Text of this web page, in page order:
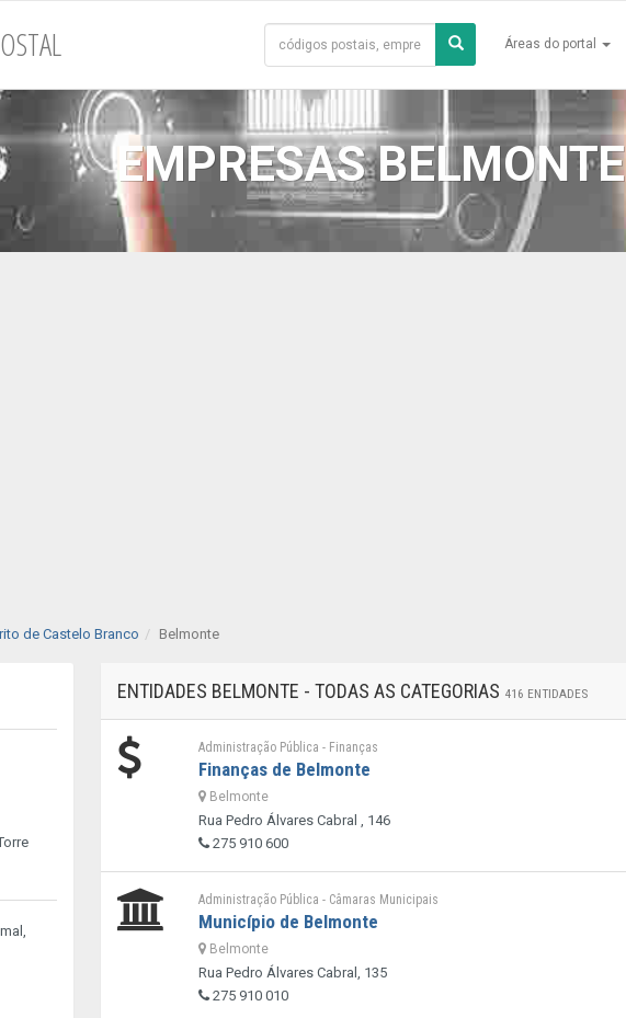
Áreas do portal
EMPRESAS BELMONTE
de Castelo Branco Belmonte
ENTIDADES BELMONTE - TODAS AS CATEGORIAS 416 ENTIDADES
Administração Pública - Finanças
Finanças de Belmonte
Belmonte
Rua Pedro Álvares Cabral , 146
275 910 600
Administração Pública - Câmaras Municipais
Município de Belmonte
Belmonte
Rua Pedro Álvares Cabral, 135
275 910 010